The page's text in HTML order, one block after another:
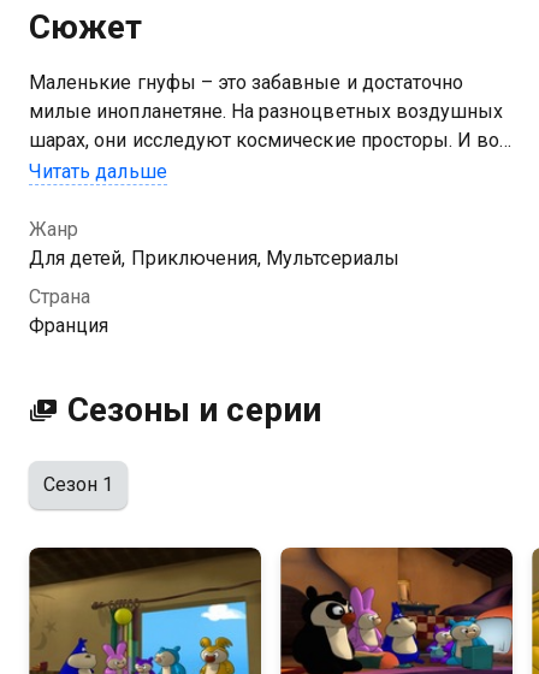
Сюжет
Маленькие гнуфы – это забавные и достаточно
милые инопланетяне. На разноцветных воздушных
шарах, они исследуют космические просторы. И вот
они наткнулись на интересную голубую планету.
и остались изучать наш дом. Мультфильм будет
очень познавателен для маленьких деток.
Читать дальше
Жанр
Для детей, Приключения, Мультсериалы
Страна
Франция
Сезоны и серии
Сезон 1